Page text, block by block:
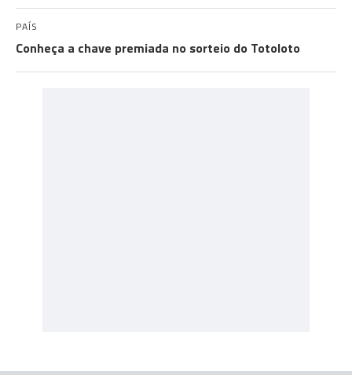
PAÍS
Conheça a chave premiada no sorteio do Totoloto